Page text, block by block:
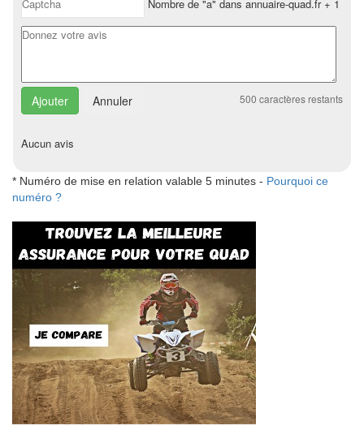
Nombre de "a" dans annuaire-quad.fr + 1
Annuler 500 caractères restants
Aucun avis
* Numéro de mise en relation valable 5 minutes - Pourquoi ce
numéro ?